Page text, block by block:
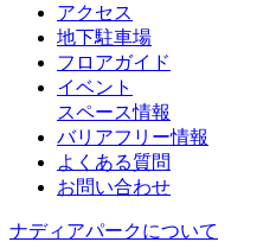
アクセス
地下駐車場
フロアガイド
イベント
スペース情報
バリアフリー情報
よくある質問
お問い合わせ
ナディアパークについて